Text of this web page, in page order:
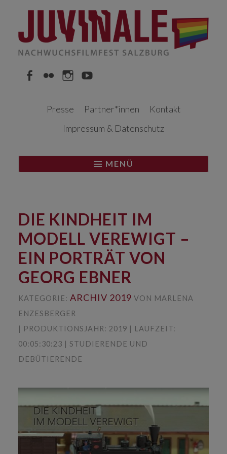
Inhalt
Presse
Partner*innen
Kontakt
Impressum & Datenschutz
MENÜ
DIE KINDHEIT IM
MODELL VEREWIGT –
EIN PORTRÄT VON
GEORG EBNER
KATEGORIE: ARCHIV 2019 VON MARLENA
ENZESBERGER
| PRODUKTIONSJAHR: 2019 | LAUFZEIT:
00:05:30:23 | STUDIERENDE UND
DEBÜTIERENDE